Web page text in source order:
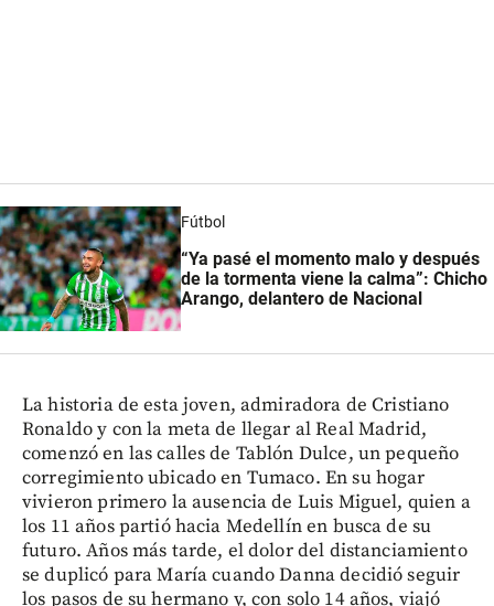
Fútbol
“Ya pasé el momento malo y después
de la tormenta viene la calma”: Chicho
Arango, delantero de Nacional
La historia de esta joven, admiradora de Cristiano
Ronaldo y con la meta de llegar al Real Madrid,
comenzó en las calles de Tablón Dulce, un pequeño
corregimiento ubicado en Tumaco. En su hogar
vivieron primero la ausencia de Luis Miguel, quien a
los 11 años partió hacia Medellín en busca de su
futuro. Años más tarde, el dolor del distanciamiento
se duplicó para María cuando Danna decidió seguir
los pasos de su hermano y, con solo 14 años, viajó